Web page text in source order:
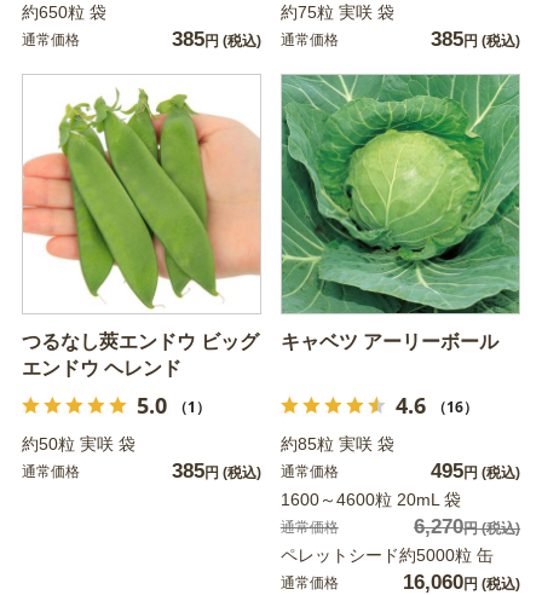
約650粒 袋
通常価格 385円 (税込)
約75粒 実咲 袋
通常価格 385円 (税込)
つるなし莢エンドウ ビッグ
エンドウ ヘレンド
5.0 （1）
約50粒 実咲 袋
通常価格 385円 (税込)
キャベツ アーリーボール
4.6 （16）
約85粒 実咲 袋
通常価格 495円 (税込)
1600～4600粒 20mL 袋
通常価格 6,270円(税込)
ペレットシード約5000粒 缶
通常価格 16,060円 (税込)